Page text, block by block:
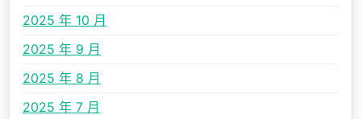
2025 年 10 月
2025 年 9 月
2025 年 8 月
2025 年 7 月